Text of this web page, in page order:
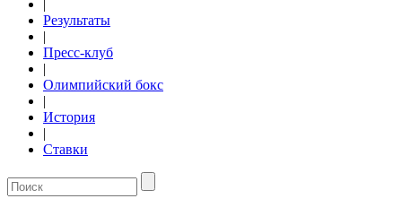
|
Результаты
|
Пресс-клуб
|
Олимпийский бокс
|
История
|
Ставки